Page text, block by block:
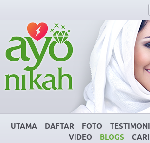
UTAMA DAFTAR FOTO TESTIMONI
VIDEO
BLOGS CARI